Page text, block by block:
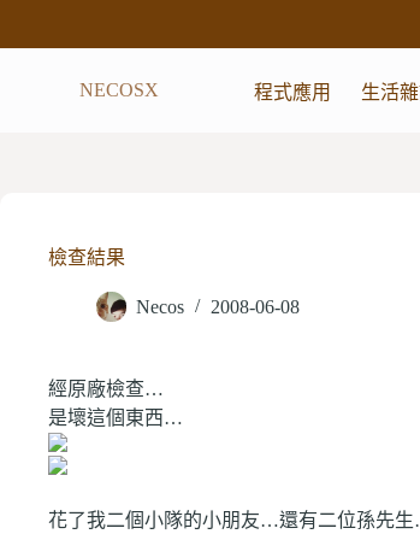
至
NECOSX 程式應用 生活
檢查結果
Necos 2008-06-08
經原廠檢查…
是壞這個東西…
花了我二個小隊的小朋友…還有二位孫先